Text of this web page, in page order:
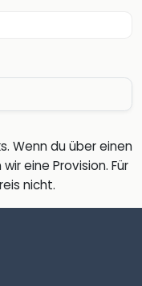
Wenn du über einen
eine Provision. Für
nicht.